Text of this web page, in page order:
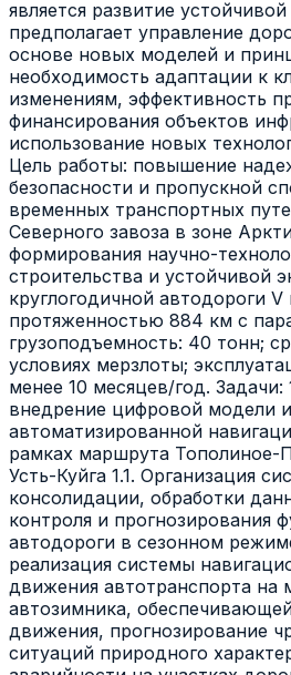
является развитие
предполагает управление
основе новых моделей и
необходимость адаптации к
изменениям, эффективность
финансирования объектов
использование новых
Цель работы: повышение
безопасности и пропускной
временных транспортных
Северного завоза в зоне
формирования научно-
строительства и устойчивой
круглогодичной автодороги V
протяженностью 884 км с
грузоподъемность: 40 тонн;
условиях мерзлоты;
менее 10 месяцев/год. Задачи:
внедрение цифровой модели и
автоматизированной
рамках маршрута Тополиное-
Усть-Куйга 1.1. Организация
консолидации, обработки
контроля и прогнозирования
автодороги в сезонном
реализация системы
движения автотранспорта на
автозимника,
движения, прогнозирование
ситуаций природного